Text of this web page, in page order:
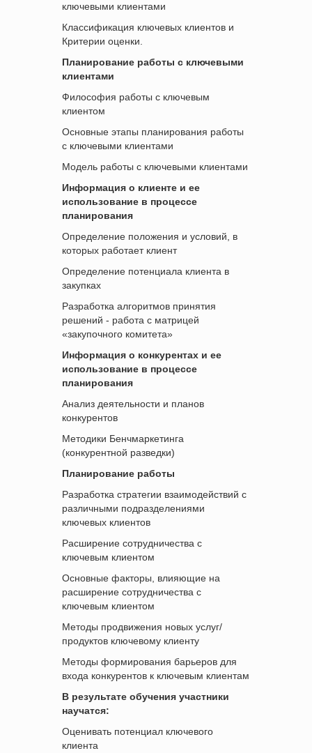
ключевыми клиентами
Классификация ключевых клиентов и
Критерии оценки.
Планирование работы с ключевыми
клиентами
Философия работы с ключевым
клиентом
Основные этапы планирования работы
с ключевыми клиентами
Модель работы с ключевыми клиентами
Информация о клиенте и ее
использование в процессе
планирования
Определение положения и условий, в
которых работает клиент
Определение потенциала клиента в
закупках
Разработка алгоритмов принятия
решений - работа с матрицей
«закупочного комитета»
Информация о конкурентах и ее
использование в процессе
планирования
Анализ деятельности и планов
конкурентов
Методики Бенчмаркетинга
(конкурентной разведки)
Планирование работы
Разработка стратегии взаимодействий с
различными подразделениями
ключевых клиентов
Расширение сотрудничества с
ключевым клиентом
Основные факторы, влияющие на
расширение сотрудничества с
ключевым клиентом
Методы продвижения новых услуг/
продуктов ключевому клиенту
Методы формирования барьеров для
входа конкурентов к ключевым клиентам
В результате обучения участники
научатся:
Оценивать потенциал ключевого
клиента